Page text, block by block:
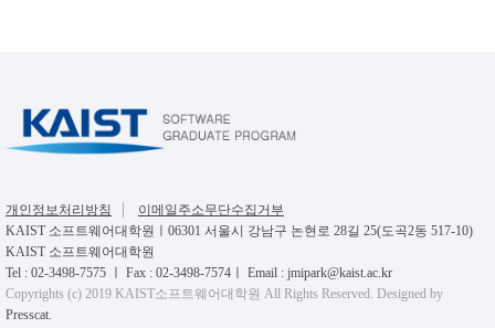
개인정보처리방침
이메일주소무단수집거부
KAIST 소프트웨어대학원ㅣ06301 서울시 강남구 논현로 28길 25(도곡2동 517-10)
KAIST 소프트웨어대학원
Tel : 02-3498-7575 ㅣ Fax : 02-3498-7574ㅣ Email : jmipark@kaist.ac.kr
Copyrights (c) 2019 KAIST소프트웨어대학원 All Rights Reserved. Designed by
Presscat.